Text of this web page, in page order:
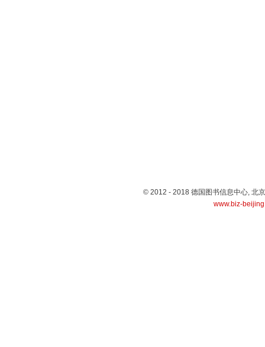
© 2012 - 2018 德国图书信息中心, 北
www.biz-